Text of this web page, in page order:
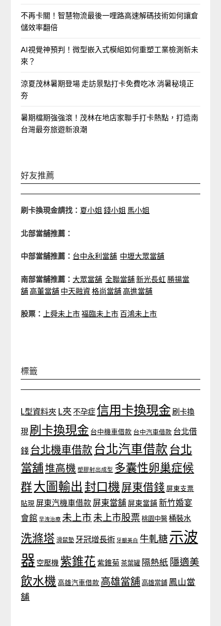
不再卡關！智慧物流最後一哩路高速解碼技術如何讓倉
儲效率翻倍
AI視覺神預判！微型嵌入式模組如何重塑工業檢測新未
來？
涼夏茂林暑期登場 走訪景點打卡免費吃冰 消暑秘境正
夯
暑期檔期強強滾！茂林在地店家聯手打卡熱點，打造南
台灣最夯旅遊新浪潮
好友推薦
刷卡換現金請找： 夏小姐 錢小姐 馬小姐
北部當舖推薦：
中部當舖推薦： 台中永利當舖 中壢大眾當舖
南部當舖推薦： 大眾當舖 全聯當舖新光長虹 勝揚當
舖高董當舖 中天融資格尚當舖高進當舖
股票： 上舜未上市福臨未上市 百鴻未上市
標籤
L型資料夾 L夾 不孕症 信用卡換現金 刷卡換
現 刷卡換現金 台中機車借款 台中汽車借款 台北借
錢 台北機車借款 台北汽車借款 台北
當舖堆高機 塑膠射出成型 多囊性卵巢症候
群大圖輸出 封口機 屏東借錢 屏東支票
貼現 屏東汽機車借款 屏東當舖 屏東當鋪 新竹婚宴
會館 早洩治療 未上市 未上市股票 桃園中醫 桶裝水
洗滌塔 滑鼠墊 牙冠增長術 牙齦美白 牛軋糖示波
器 空壓機 紫錐花 紫錐菊 茶葉罐 隔熱紙 隱適美
飲水機 高雄汽車借款 高雄當舖 高雄當鋪 鳳山當
舖